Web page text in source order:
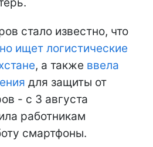
стало известно, что
ищет логистические
, а также ввела
для защиты от
- с 3 августа
работникам
смартфоны.